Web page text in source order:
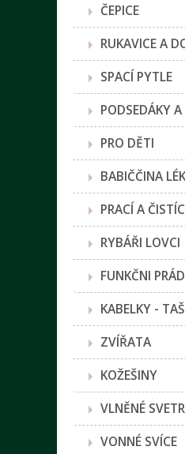
ČEPICE
RUKAVICE A
SPACÍ PYTLE
PODSEDÁKY
PRO DĚTI
BABIČČINA
PRACÍ A
RYBÁŘI LOVCI
FUNKČNI
KABELKY -
ZVÍŘATA
KOŽEŠINY
VLNĚNÉ
VONNÉ SVÍCE